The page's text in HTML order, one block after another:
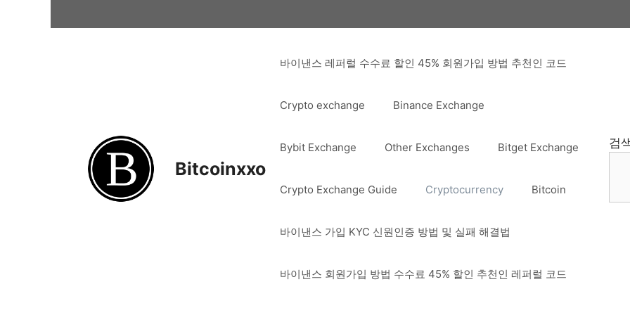
Bitcoinxxo
바이낸스 레퍼럴 수수료 할인 45% 회원가입 방법 추천인 코드
Crypto exchange Binance Exchange
Bybit Exchange Other Exchanges Bitget Exchange
Crypto Exchange Guide Cryptocurrency Bitcoin
바이낸스 가입 KYC 신원인증 방법 및 실패 해결법
바이낸스 회원가입 방법 수수료 45% 할인 추천인 레퍼럴 코드
검